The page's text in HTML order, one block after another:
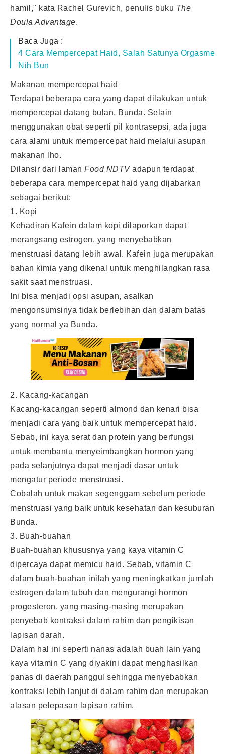
hamil," kata Rachel Gurevich, penulis buku The
Doula Advantage.
Baca Juga :
4 Cara Mempercepat Haid, Salah Satunya Orgasme
Nih Bun
Makanan mempercepat haid
Terdapat beberapa cara yang dapat dilakukan untuk
mempercepat datang bulan, Bunda. Selain
menggunakan obat seperti pil kontrasepsi, ada juga
cara alami untuk mempercepat haid melalui asupan
makanan lho.
Dilansir dari laman Food NDTVadapun terdapat
beberapa cara mempercepat haid yang dijabarkan
sebagai berikut:
1. Kopi
Kehadiran Kafein dalam kopi dilaporkan dapat
merangsang estrogen, yang menyebabkan
menstruasi datang lebih awal. Kafein juga merupakan
bahan kimia yang dikenal untuk menghilangkan rasa
sakit saat menstruasi.
Ini bisa menjadi opsi asupan, asalkan
mengonsumsinya tidak berlebihan dan dalam batas
yang normal ya Bunda.
2. Kacang-kacangan
Kacang-kacangan seperti almond dan kenari bisa
menjadi cara yang baik untuk mempercepat haid.
Sebab, ini kaya serat dan protein yang berfungsi
untuk membantu menyeimbangkan hormon yang
pada selanjutnya dapat menjadi dasar untuk
mengatur periode menstruasi.
Cobalah untuk makan segenggam sebelum periode
menstruasi yang baik untuk kesehatan dan kesuburan
Bunda.
3. Buah-buahan
Buah-buahan khususnya yang kaya vitamin C
dipercaya dapat memicu haid. Sebab, vitamin C
dalam buah-buahan inilah yang meningkatkan jumlah
estrogen dalam tubuh dan mengurangi hormon
progesteron, yang masing-masing merupakan
penyebab kontraksi dalam rahim dan pengikisan
lapisan darah.
Dalam hal ini seperti nanas adalah buah lain yang
kaya vitamin C yang diyakini dapat menghasilkan
panas di daerah panggul sehingga menyebabkan
kontraksi lebih lanjut di dalam rahim dan merupakan
alasan pelepasan lapisan rahim.